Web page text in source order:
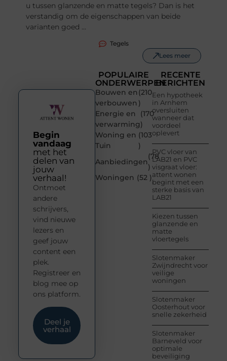
u tussen glanzende en matte tegels? Dan is het
verstandig om de eigenschappen van beide
varianten goed ...
Tegels
Lees meer
POPULAIRE
ONDERWERPEN
Bouwen en
verbouwen
(210
)
Energie en
verwarming
(170
)
Woning en
Tuin
(103
)
Aanbiedingen
(78
)
Woningen (52 )
RECENTE
BERICHTEN
Een hypotheek
in Arnhem
oversluiten
wanneer dat
voordeel
oplevert
PVC vloer van
LAB21 en PVC
visgraat vloer:
attent wonen
begint met een
sterke basis van
LAB21
Kiezen tussen
glanzende en
matte
vloertegels
Slotenmaker
Zwijndrecht voor
veilige
woningen
Slotenmaker
Oosterhout voor
snelle zekerheid
Slotenmaker
Barneveld voor
optimale
beveiliging
Begin
vandaag
met het
delen van
jouw
verhaal!
Ontmoet
andere
schrijvers,
vind nieuwe
lezers en
geef jouw
content een
plek.
Registreer en
blog mee op
ons platform.
Deel je
verhaal